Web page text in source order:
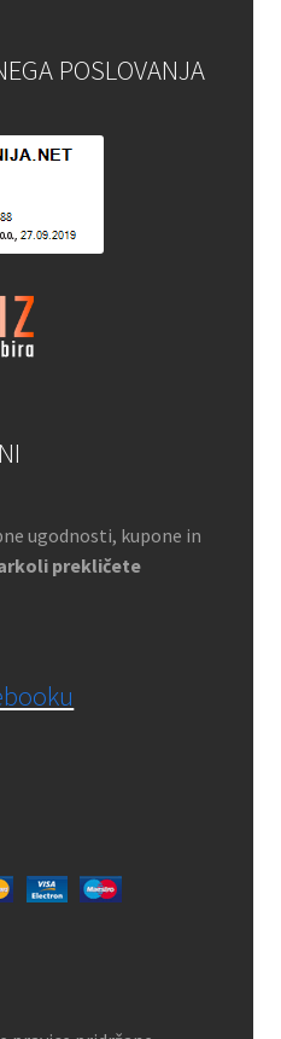
POSLOVANJA
ugodnosti, kupone in
prekličete